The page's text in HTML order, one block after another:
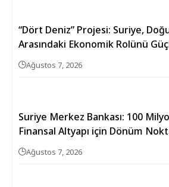
“Dört Deniz” Projesi: Suriye,
Arasındaki Ekonomik Rolünü
Ağustos 7, 2026
Suriye Merkez Bankası: 100
Finansal Altyapı için Dönüm
Ağustos 7, 2026